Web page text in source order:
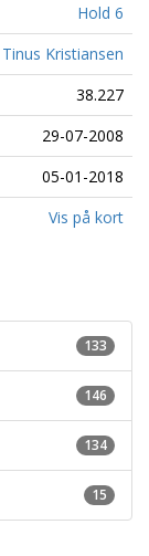
Hold 6
Tinus Kristiansen
38.227
29-07-2008
05-01-2018
Vis på kort
133
146
134
15